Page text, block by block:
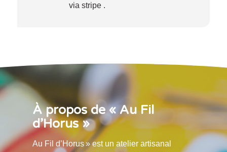
via stripe .
À propos de « Au Fil
d’Horus »
Au Fil d’Horus » est un atelier artisanal